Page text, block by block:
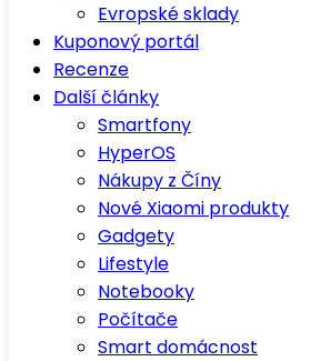
Evropské sklady
Kuponový portál
Recenze
Další články
Smartfony
HyperOS
Nákupy z Číny
Nové Xiaomi produkty
Gadgety
Lifestyle
Notebooky
Počítače
Smart domácnost